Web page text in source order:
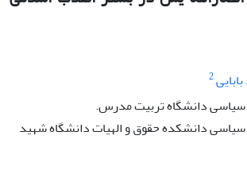
2
سیاسی دانشگاه تربیت مدرس.
سیاسی دانشکده حقوق و الهیات دانشگاه شهید